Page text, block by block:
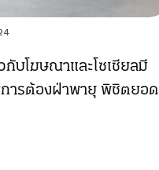
กับโฆษณาและโซเชียลมี
ารต้องฝ่าพายุ พิชิตยอด